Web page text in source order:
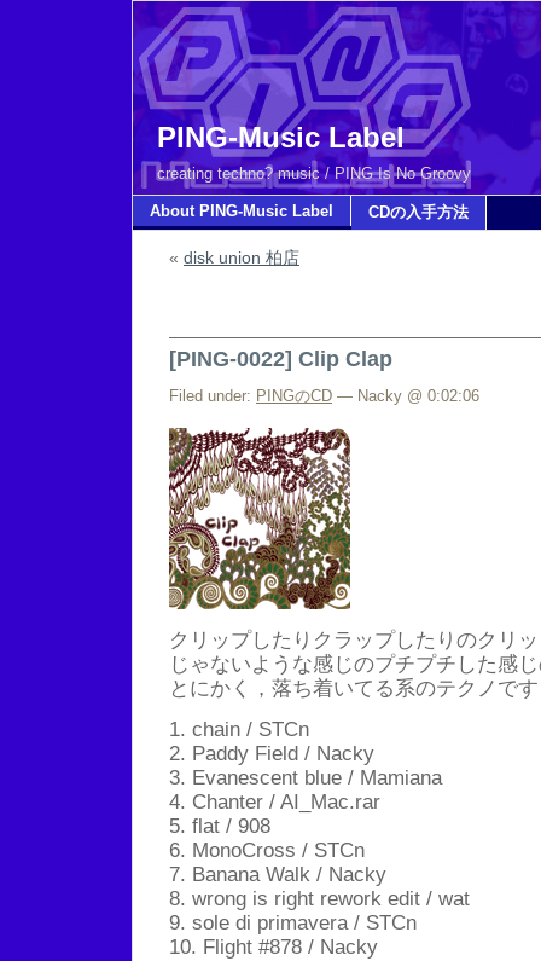
PING-Music Label
creating techno? music / PING Is No Groovy
About PING-Music Label CDの入手方法
« disk union 柏店
[PING-0022] Clip Clap
Filed under: PINGのCD — Nacky @ 0:02:06
クリップしたりクラップしたりのクリ
じゃないような感じのプチプチした感
とにかく，落ち着いてる系のテクノです
1. chain / STCn
2. Paddy Field / Nacky
3. Evanescent blue / Mamiana
4. Chanter / AI_Mac.rar
5. flat / 908
6. MonoCross / STCn
7. Banana Walk / Nacky
8. wrong is right rework edit / wat
9. sole di primavera / STCn
10. Flight #878 / Nacky